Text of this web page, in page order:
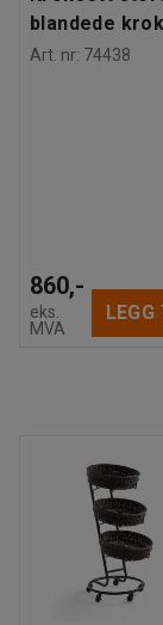
blandede
Art. nr: 74438
860,-
eks.
MVA
LEGG